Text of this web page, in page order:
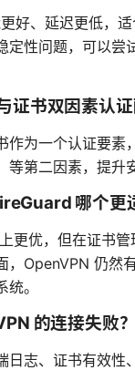
好、延迟更低，适
定性问题，可以尝
证书双因素认证
作为一个认证要素
等第二因素，提升
哪个更
更优，但在证书管
，OpenVPN 仍然
。
的连接失败？
日志、证书有效性